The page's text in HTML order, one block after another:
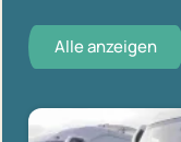
Alle anzeigen